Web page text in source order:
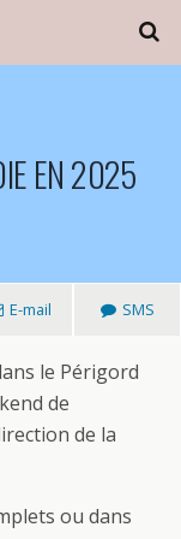
EN 2025
E-mail SMS
le Périgord
de
de la
ou dans